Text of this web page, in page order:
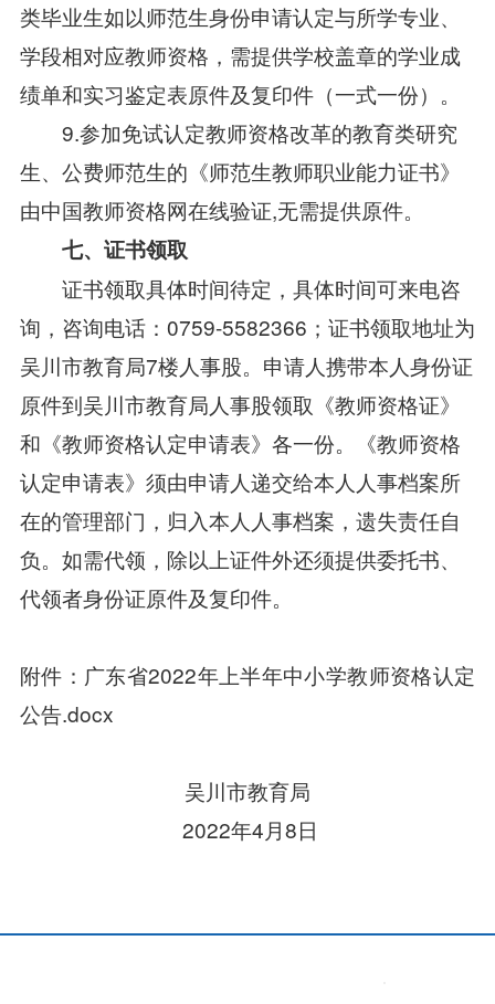
类毕业生如以师范生身份申请认定与所学专业、
学段相对应教师资格，需提供学校盖章的学业成
绩单和实习鉴定表原件及复印件（一式一份）。
9.参加免试认定教师资格改革的教育类研究
生、公费师范生的《师范生教师职业能力证书》
由中国教师资格网在线验证,无需提供原件。
七、证书领取
证书领取具体时间待定，具体时间可来电咨
询，咨询电话：0759-5582366；证书领取地址为
吴川市教育局7楼人事股。申请人携带本人身份证
原件到吴川市教育局人事股领取《教师资格证》
和《教师资格认定申请表》各一份。《教师资格
认定申请表》须由申请人递交给本人人事档案所
在的管理部门，归入本人人事档案，遗失责任自
负。如需代领，除以上证件外还须提供委托书、
代领者身份证原件及复印件。
附件：广东省2022年上半年中小学教师资格认定
公告.docx
吴川市教育局
2022年4月8日